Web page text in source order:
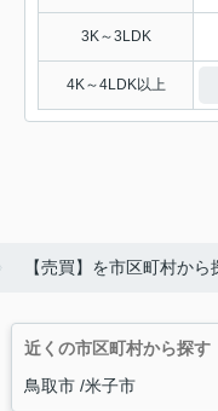
3K～3LDK
4K～4LDK以上
【売買】を市区町村から
近くの市区町村から探す
鳥取市 米子市